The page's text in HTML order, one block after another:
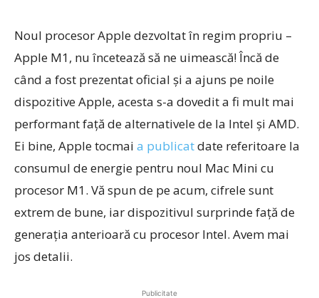
Noul procesor Apple dezvoltat în regim propriu –
Apple M1, nu încetează să ne uimească! Încă de
când a fost prezentat oficial și a ajuns pe noile
dispozitive Apple, acesta s-a dovedit a fi mult mai
performant față de alternativele de la Intel și AMD.
Ei bine, Apple tocmai a publicatdate referitoare la
consumul de energie pentru noul Mac Mini cu
procesor M1. Vă spun de pe acum, cifrele sunt
extrem de bune, iar dispozitivul surprinde față de
generația anterioară cu procesor Intel. Avem mai
jos detalii.
Publicitate